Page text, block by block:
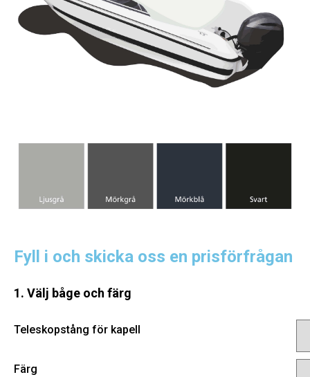
Fyll i och skicka oss en prisförfrågan
1. Välj båge och färg
Teleskopstång för kapell
Färg